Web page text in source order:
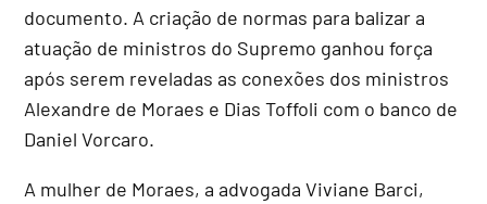
documento. A criação de normas para balizar a
atuação de ministros do Supremo ganhou força
após serem reveladas as conexões dos ministros
Alexandre de Moraes e Dias Toffoli com o banco de
Daniel Vorcaro.
A mulher de Moraes, a advogada Viviane Barci,